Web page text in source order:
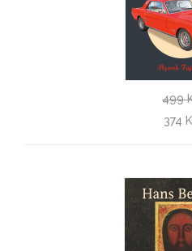
Hynek
Stručné dějiny
499
374